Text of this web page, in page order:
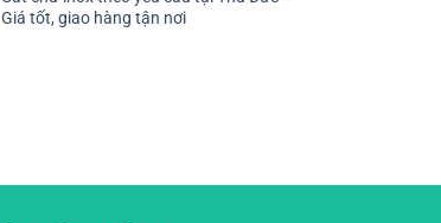
Giá tốt, giao hàng tận nơi